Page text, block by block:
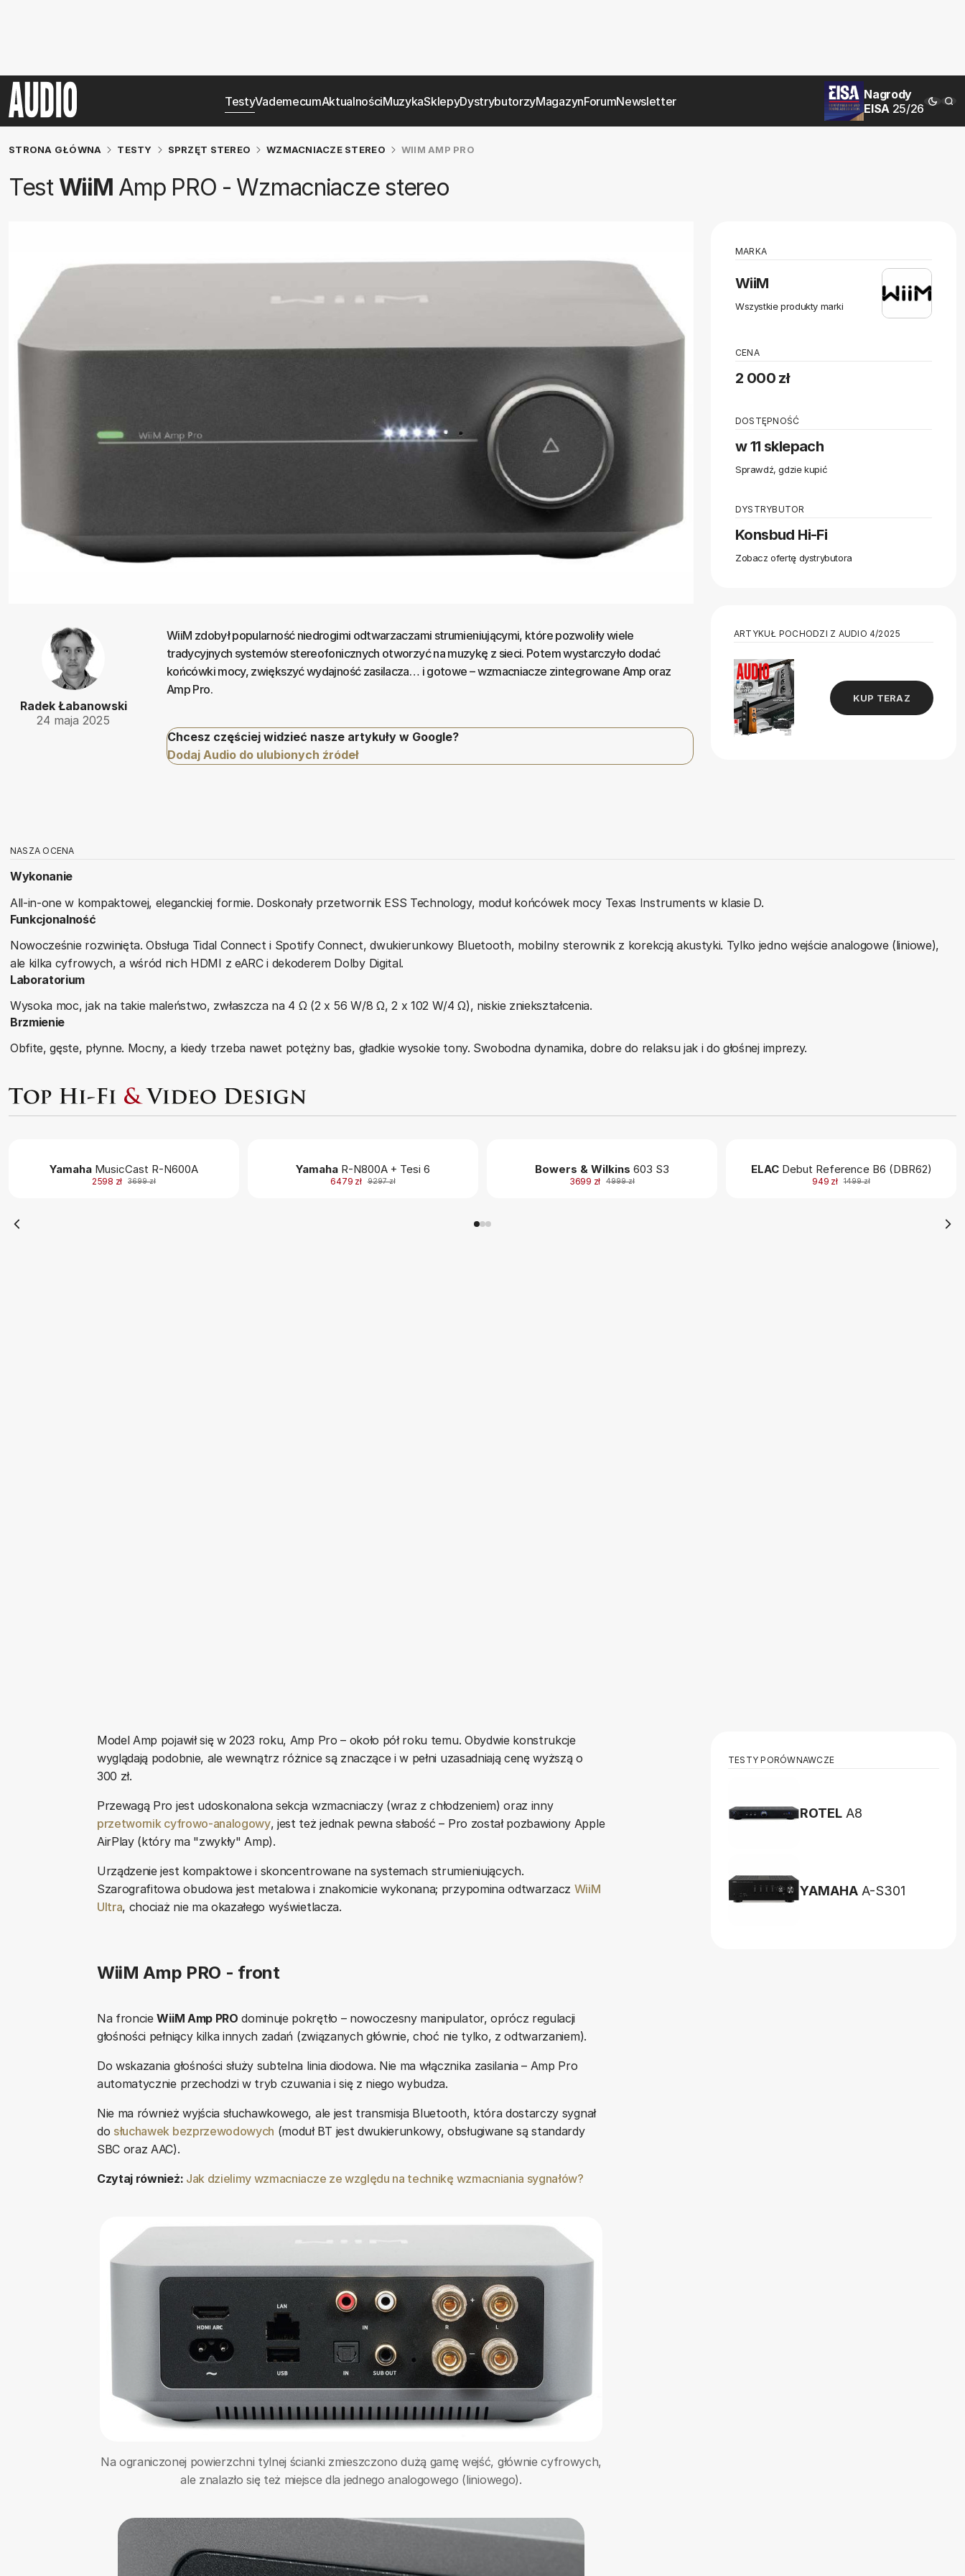
TestyVademecumAktualnościMuzykaSklepyDystrybutorzyMagazynForumNewsletter
Nagrody
EISA 25/26
STRONA GŁÓWNA TESTY SPRZĘT STEREO WZMACNIACZE STEREO WIIM AMP PRO
TestWiiM Amp PRO - Wzmacniacze stereo
Radek Łabanowski
24 maja 2025
WiiM zdobył popularność niedrogimi odtwarzaczami strumieniującymi, które pozwoliły wiele
tradycyjnych systemów stereofonicznych otworzyć na muzykę z sieci. Potem wystarczyło dodać
końcówki mocy, zwiększyć wydajność zasilacza… i gotowe – wzmacniacze zintegrowane Amp oraz
Amp Pro.
Chcesz częściej widzieć nasze artykuły w Google?
Dodaj Audio do ulubionych źródeł
MARKA
WiiM
Wszystkie produkty marki
CENA
2 000 zł
DOSTĘPNOŚĆ
w 11 sklepach
Sprawdź, gdzie kupić
DYSTRYBUTOR
Konsbud Hi-Fi
Zobacz ofertę dystrybutora
ARTYKUŁ POCHODZI Z AUDIO 4/2025
KUP TERAZ
NASZA OCENA
Wykonanie
All-in-one w kompaktowej, eleganckiej formie. Doskonały przetwornik ESS Technology, moduł końcówek mocy Texas Instruments w klasie D.
Funkcjonalność
Nowocześnie rozwinięta. Obsługa Tidal Connect i Spotify Connect, dwukierunkowy Bluetooth, mobilny sterownik z korekcją akustyki. Tylko jedno wejście analogowe (liniowe),
ale kilka cyfrowych, a wśród nich HDMI z eARC i dekoderem Dolby Digital.
Laboratorium
Wysoka moc, jak na takie maleństwo, zwłaszcza na 4 Ω (2 x 56 W/8 Ω, 2 x 102 W/4 Ω), niskie zniekształcenia.
Brzmienie
Obfite, gęste, płynne. Mocny, a kiedy trzeba nawet potężny bas, gładkie wysokie tony. Swobodna dynamika, dobre do relaksu jak i do głośnej imprezy.
Yamaha MusicCast R-N600A
2598 zł 3699 zł
Yamaha R-N800A + Tesi 6
6479 zł 9297 zł
Bowers & Wilkins 603 S3
3699 zł 4999 zł
ELACDebut Reference B6 (DBR62)
949 zł 1499 zł
Model Amp pojawił się w 2023 roku, Amp Pro – około pół roku temu. Obydwie konstrukcje
wyglądają podobnie, ale wewnątrz różnice są znaczące i w pełni uzasadniają cenę wyższą o
300 zł.
Przewagą Pro jest udoskonalona sekcja wzmacniaczy (wraz z chłodzeniem) oraz inny
przetwornik cyfrowo-analogowy, jest też jednak pewna słabość – Pro został pozbawiony Apple
AirPlay (który ma "zwykły" Amp).
Urządzenie jest kompaktowe i skoncentrowane na systemach strumieniujących.
Szarografitowa obudowa jest metalowa i znakomicie wykonana; przypomina odtwarzacz WiiM
Ultra, chociaż nie ma okazałego wyświetlacza.
WiiM Amp PRO - front
Na froncieWiiM Amp PRO dominuje pokrętło – nowoczesny manipulator, oprócz regulacji
głośności pełniący kilka innych zadań (związanych głównie, choć nie tylko, z odtwarzaniem).
Do wskazania głośności służy subtelna linia diodowa. Nie ma włącznika zasilania – Amp Pro
automatycznie przechodzi w tryb czuwania i się z niego wybudza.
Nie ma również wyjścia słuchawkowego, ale jest transmisja Bluetooth, która dostarczy sygnał
do słuchawek bezprzewodowych (moduł BT jest dwukierunkowy, obsługiwane są standardy
SBC oraz AAC).
Czytaj również: Jak dzielimy wzmacniacze ze względu na technikę wzmacniania sygnałów?
Na ograniczonej powierzchni tylnej ścianki zmieszczono dużą gamę wejść, głównie cyfrowych,
ale znalazło się też miejsce dla jednego analogowego (liniowego).
TESTY PORÓWNAWCZE
ROTEL A8
YAMAHA A-S301